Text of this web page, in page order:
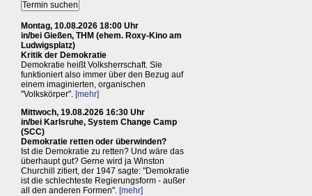
Montag, 10.08.2026 18:00 Uhr
in/bei Gießen, THM (ehem. Roxy-Kino am
Ludwigsplatz)
Kritik der Demokratie
Demokratie heißt Volksherrschaft. Sie
funktioniert also immer über den Bezug auf
einem imaginierten, organischen
"Volkskörper". [mehr]
Mittwoch, 19.08.2026 16:30 Uhr
in/bei Karlsruhe, System Change Camp
(SCC)
Demokratie retten oder überwinden?
Ist die Demokratie zu retten? Und wäre das
überhaupt gut? Gerne wird ja Winston
Churchill zitiert, der 1947 sagte: "Demokratie
ist die schlechteste Regierungsform - außer
all den anderen Formen". [mehr]